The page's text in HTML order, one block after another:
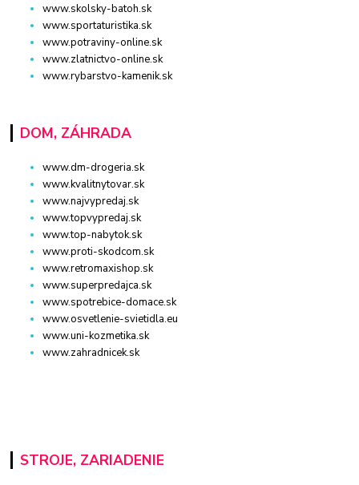
www.skolsky-batoh.sk
www.sportaturistika.sk
www.potraviny-online.sk
www.zlatnictvo-online.sk
www.rybarstvo-kamenik.sk
DOM, ZÁHRADA
www.dm-drogeria.sk
www.kvalitnytovar.sk
www.najvypredaj.sk
www.topvypredaj.sk
www.top-nabytok.sk
www.proti-skodcom.sk
www.retromaxishop.sk
www.superpredajca.sk
www.spotrebice-domace.sk
www.osvetlenie-svietidla.eu
www.uni-kozmetika.sk
www.zahradnicek.sk
STROJE, ZARIADENIE